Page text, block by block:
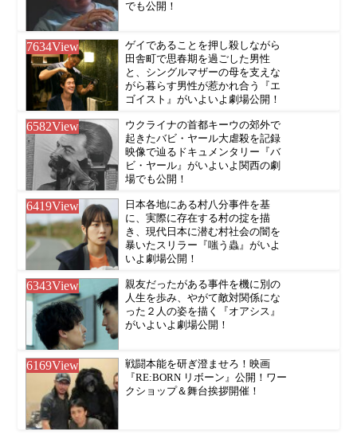
でも公開！
7634View
ゲイであることを押し殺しながら
田舎町で思春期を過ごした男性
と、シングルマザーの母を支えな
がら暮らす男性が惹かれ合う『エ
ゴイスト』がいよいよ劇場公開！
6582View
ウクライナの首都キーウの郊外で
起きたバビ・ヤール大虐殺を記録
映像で辿るドキュメンタリー『バ
ビ・ヤール』がいよいよ関西の劇
場でも公開！
6419View
日本各地にある村八分事件を基
に、実際に存在する村の掟を描
き、現代日本に潜む村社会の闇を
暴いたスリラー『嗤う蟲』がいよ
いよ劇場公開！
6343View
親友だったがある事件を機に別の
人生を歩み、やがて敵対関係にな
った２人の姿を描く『オアシス』
がいよいよ劇場公開！
6169View
戦闘本能を研ぎ澄ませろ！映画
『RE:BORN リボーン』公開！ワー
クショップ＆舞台挨拶開催！